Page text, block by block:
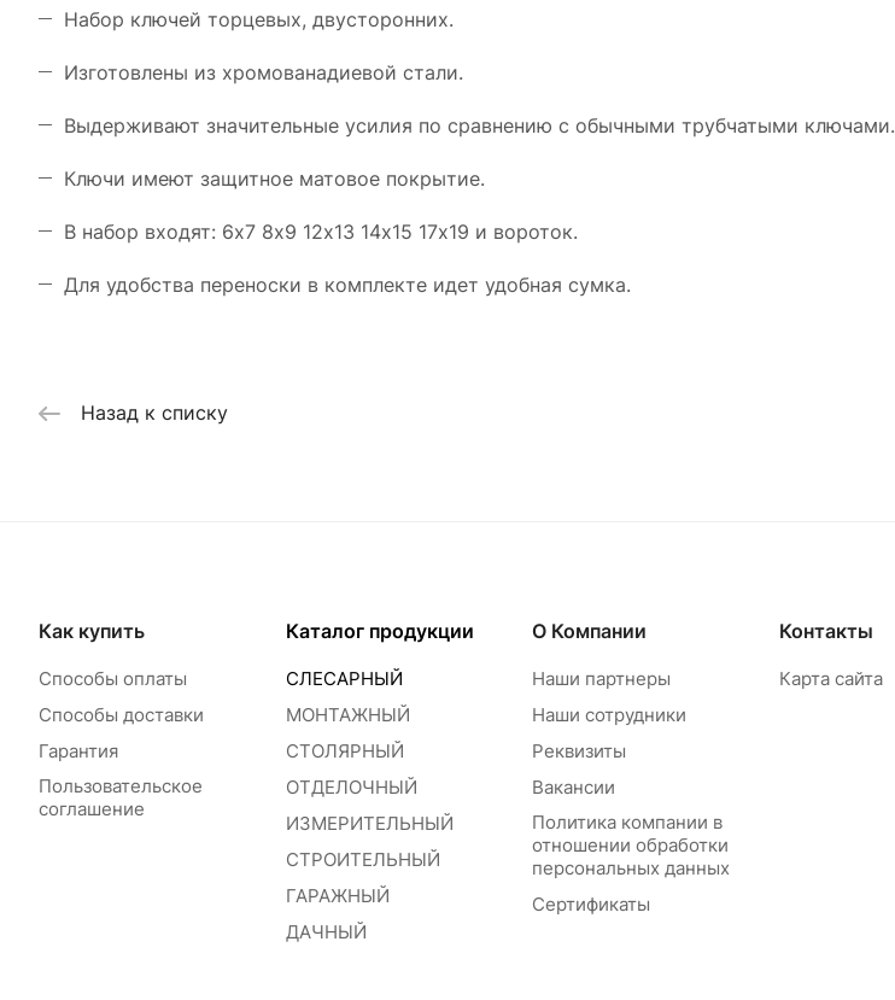
Набор ключей торцевых, двусторонних.
Изготовлены из хромованадиевой стали.
Выдерживают значительные усилия по сравнению с обычными трубчатыми ключами.
Ключи имеют защитное матовое покрытие.
В набор входят: 6х7 8х9 12х13 14х15 17х19 и вороток.
Для удобства переноски в комплекте идет удобная сумка.
Назад к списку
Как купить
Способы оплаты
Способы доставки
Гарантия
Пользовательское
соглашение
Каталог продукции
СЛЕСАРНЫЙ
МОНТАЖНЫЙ
СТОЛЯРНЫЙ
ОТДЕЛОЧНЫЙ
ИЗМЕРИТЕЛЬНЫЙ
СТРОИТЕЛЬНЫЙ
ГАРАЖНЫЙ
ДАЧНЫЙ
О Компании
Наши партнеры
Наши сотрудники
Реквизиты
Вакансии
Политика компании в
отношении обработки
персональных данных
Сертификаты
Контакты
Карта сайта